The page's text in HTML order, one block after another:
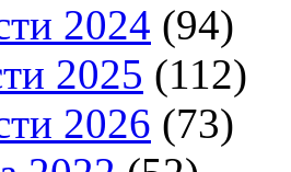
2024 (94)
2025 (112)
2026 (73)